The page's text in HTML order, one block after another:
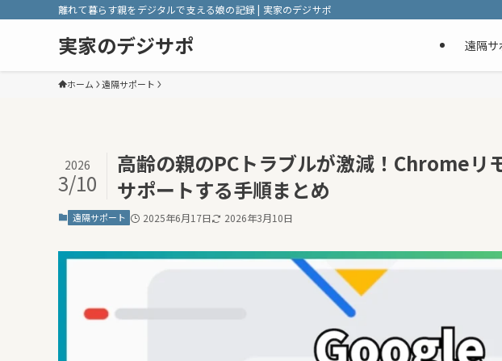
離れて暮らす親をデジタルで支える娘の記録 | 実家のデジサポ
実家のデジサポ 遠隔サ
ホーム 遠隔サポート
高齢の親のPCトラブルが激減！Chromeリ
サポートする手順まとめ
2026
3/10
遠隔サポート 2025年6月17日 2026年3月10日